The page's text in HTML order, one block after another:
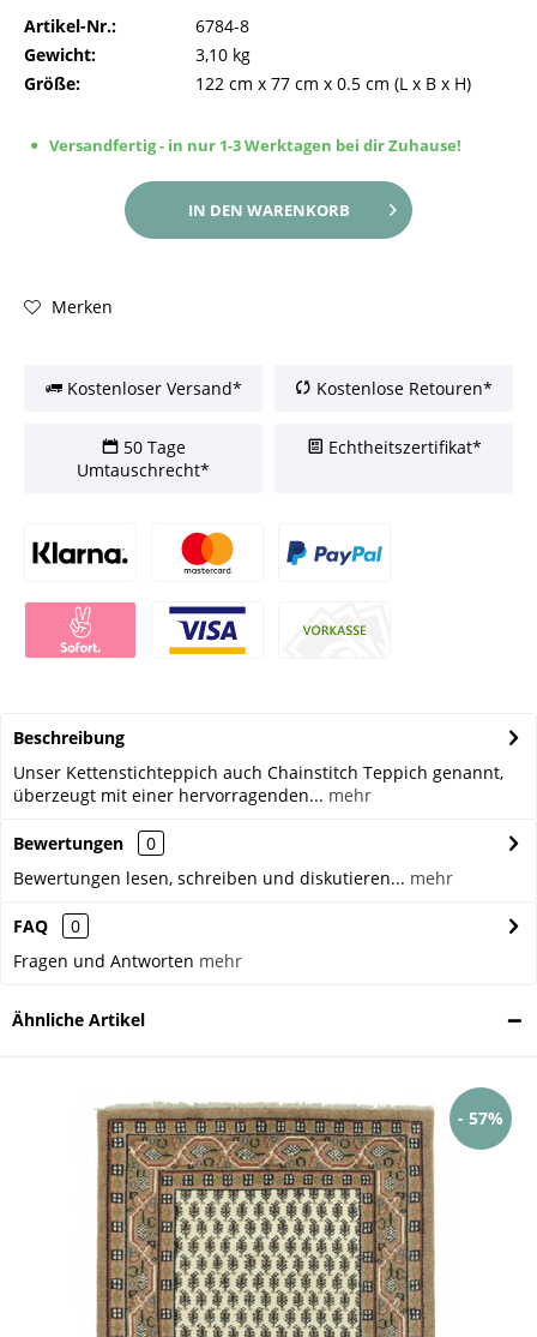
Artikel-Nr.:
6784-8
Gewicht:
3,10 kg
Größe:
122 cm x 77 cm x 0.5 cm (L x B x H)
Versandfertig - in nur 1-3 Werktagen bei dir Zuhause!
IN DEN WARENKORB
Merken
Kostenloser Versand* Kostenlose Retouren*
50 Tage
Umtauschrecht*
Echtheitszertifikat*
Beschreibung
Unser Kettenstichteppich auch Chainstitch Teppich genannt,
überzeugt mit einer hervorragenden... mehr
Bewertungen
0
Bewertungen lesen, schreiben und diskutieren... mehr
FAQ
0
Fragen und Antworten mehr
Ähnliche Artikel
- 57%